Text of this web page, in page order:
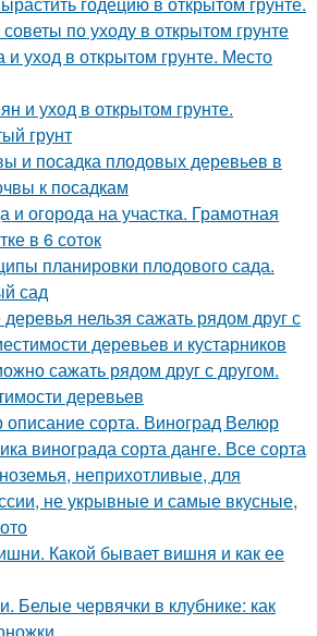
по уходу в открытом грунте
и уход в открытом грунте. Место
и уход в открытом грунте.
грунт
и посадка плодовых деревьев в
к посадкам
и огорода на участка. Грамотная
в 6 соток
планировки плодового сада.
сад
нельзя сажать рядом друг с
деревьев и кустарников
сажать рядом друг с другом.
деревьев
сорта. Виноград Велюр
винограда сорта данге. Все сорта
неприхотливые, для
не укрывные и самые вкусные,
Какой бывает вишня и как ее
Белые червячки в клубнике: как